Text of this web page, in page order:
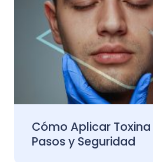
Cómo Aplicar
Pasos y Seguridad